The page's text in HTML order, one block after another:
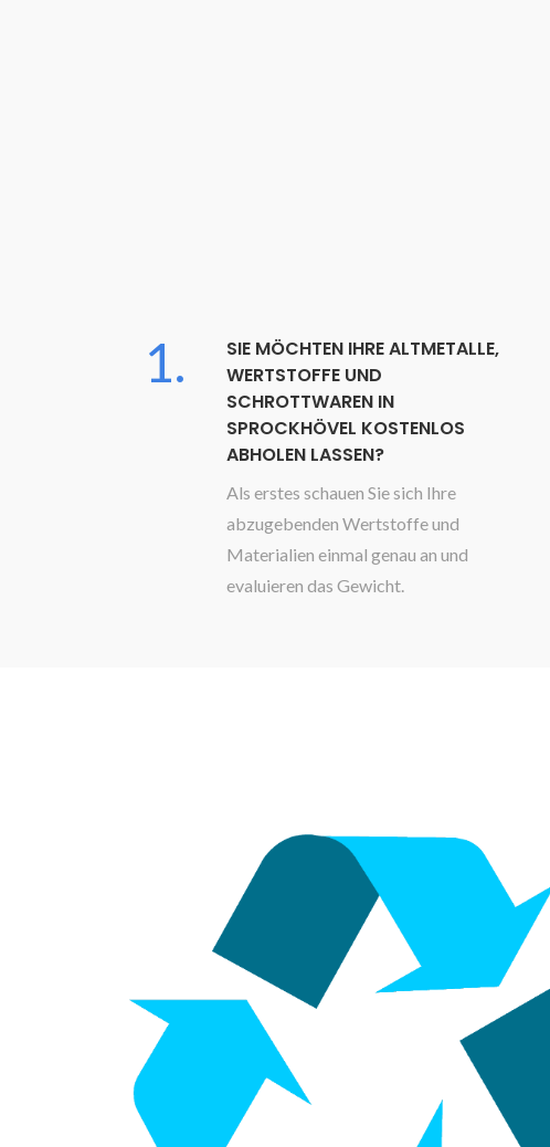
1.
SIE MÖCHTEN IHRE ALTMETALLE,
WERTSTOFFE UND
SCHROTTWAREN IN
SPROCKHÖVEL KOSTENLOS
ABHOLEN LASSEN?
Als erstes schauen Sie sich Ihre
abzugebenden Wertstoffe und
Materialien einmal genau an und
evaluieren das Gewicht.